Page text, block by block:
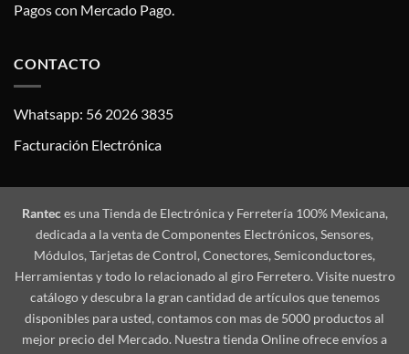
Pagos con Mercado Pago.
CONTACTO
Whatsapp: 56 2026 3835
Facturación Electrónica
Ranteces una Tienda de Electrónica y Ferretería 100% Mexicana,
dedicada a la venta de Componentes Electrónicos, Sensores,
Módulos, Tarjetas de Control, Conectores, Semiconductores,
Herramientas y todo lo relacionado al giro Ferretero. Visite nuestro
catálogo y descubra la gran cantidad de artículos que tenemos
disponibles para usted, contamos con mas de 5000 productos al
mejor precio del Mercado. Nuestra tienda Online ofrece envíos a